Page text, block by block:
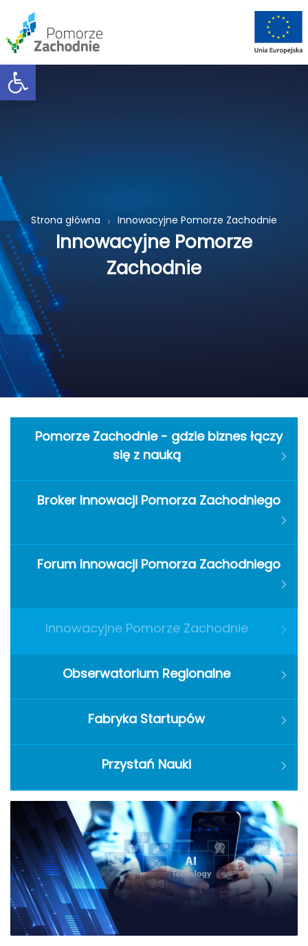
Open toolbar
Strona główna Innowacyjne Pomorze Zachodnie
Innowacyjne Pomorze
Zachodnie
Pomorze Zachodnie - gdzie biznes łączy
się z nauką
Broker Innowacji Pomorza Zachodniego
Forum Innowacji Pomorza Zachodniego
Innowacyjne Pomorze Zachodnie
Obserwatorium Regionalne
Fabryka Startupów
Przystań Nauki